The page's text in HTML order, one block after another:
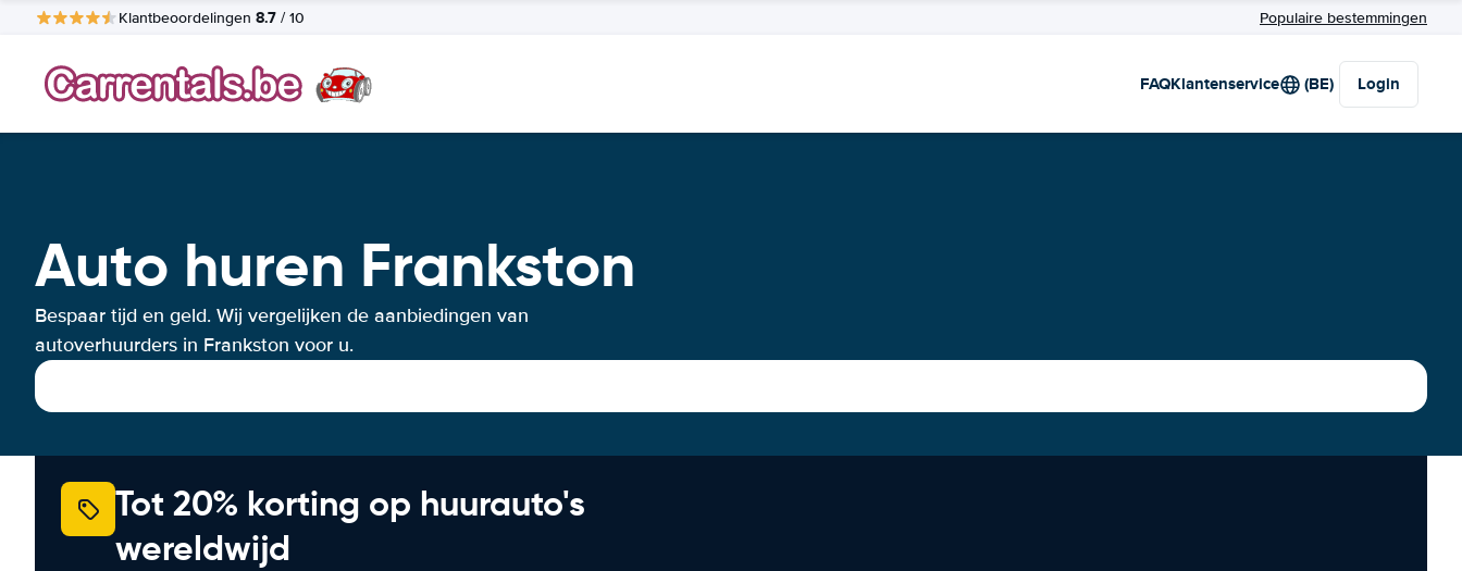
Klantbeoordelingen 8.7 / 10 Populaire bestemmingen
FAQKlantenservice (BE) Login
Auto huren Frankston
Bespaar tijd en geld. Wij vergelijken de aanbiedingen van
autoverhuurders in Frankston voor u.
Tot 20% korting op huurauto's
wereldwijd